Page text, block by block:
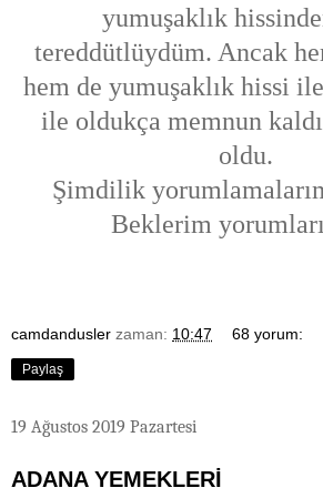
yumuşaklık
tereddütlüydüm. Ancak
hem de yumuşaklık hissi
ile oldukça memnun
oldu.
Şimdilik
Beklerim
camdandusler zaman: 10:47 68 yorum:
Paylaş
19 Ağustos 2019 Pazartesi
ADANA YEMEKLERİ